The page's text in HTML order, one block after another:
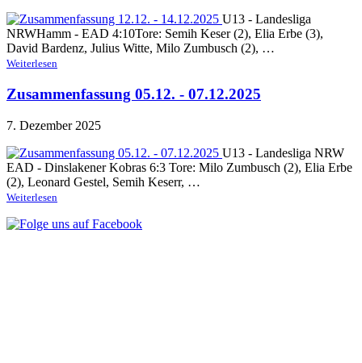
U13 - Landesliga
NRWHamm - EAD 4:10Tore: Semih Keser (2), Elia Erbe (3),
David Bardenz, Julius Witte, Milo Zumbusch (2), …
Weiterlesen
Zusammenfassung 05.12. - 07.12.2025
7. Dezember 2025
U13 - Landesliga NRW
EAD - Dinslakener Kobras 6:3 Tore: Milo Zumbusch (2), Elia Erbe
(2), Leonard Gestel, Semih Keserr, …
Weiterlesen